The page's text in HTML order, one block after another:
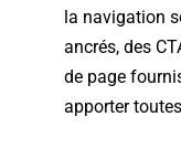
la navigation
ancrés, des
de page
apporter